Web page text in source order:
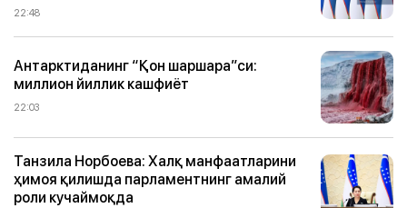
22:48
Антарктиданинг “Қон шаршара”си:
миллион йиллик кашфиёт
22:03
Танзила Норбоева: Халқ манфаатларини
ҳимоя қилишда парламентнинг амалий
роли кучаймоқда